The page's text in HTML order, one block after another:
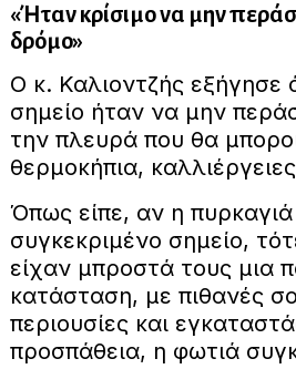
«Ήταν κρίσιμο να μην
δρόμο»
Ο κ. Καλιοντζής εξήγησε
σημείο ήταν να μην
την πλευρά που θα
θερμοκήπια,
Όπως είπε, αν η
συγκεκριμένο σημείο,
είχαν μπροστά τους μια
κατάσταση, με πιθανές
περιουσίες και
προσπάθεια, η φωτιά